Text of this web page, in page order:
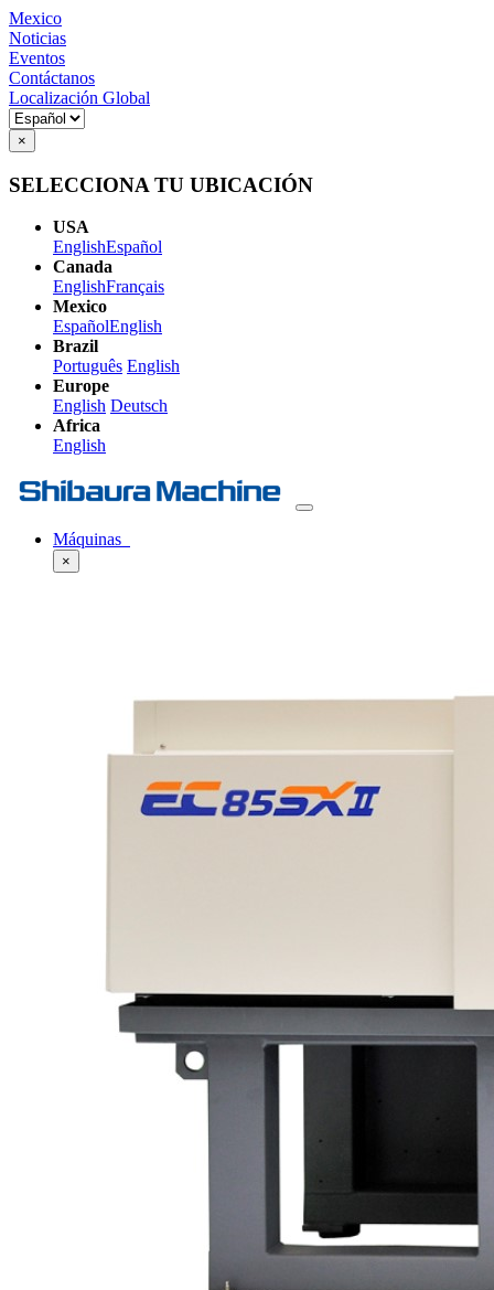
Mexico
Noticias
Eventos
Contáctanos
Localización Global
×
SELECCIONA TU UBICACIÓN
USA
EnglishEspañol
Canada
EnglishFrançais
Mexico
EspañolEnglish
Brazil
Português English
Europe
English Deutsch
Africa
English
Máquinas
×